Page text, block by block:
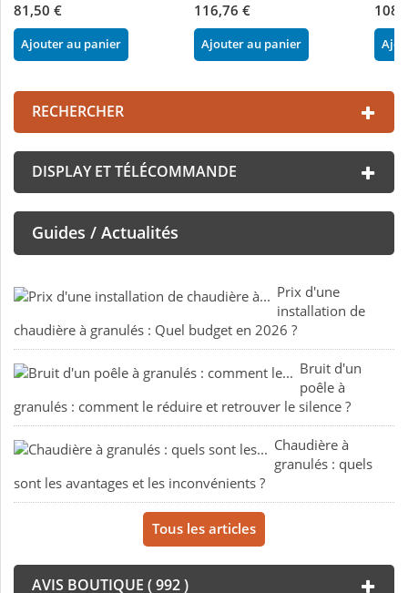
81,50 €
Ajouter au panier
116,76 €
Ajouter au panier
RECHERCHER
DISPLAY ET TÉLÉCOMMANDE
Guides / Actualités
Prix d'une
installation de
chaudière à granulés : Quel budget en 2026 ?
Bruit d'un
poêle à
granulés : comment le réduire et retrouver le silence ?
Chaudière à
granulés : quels
sont les avantages et les inconvénients ?
Tous les articles
AVIS BOUTIQUE ( 992 )